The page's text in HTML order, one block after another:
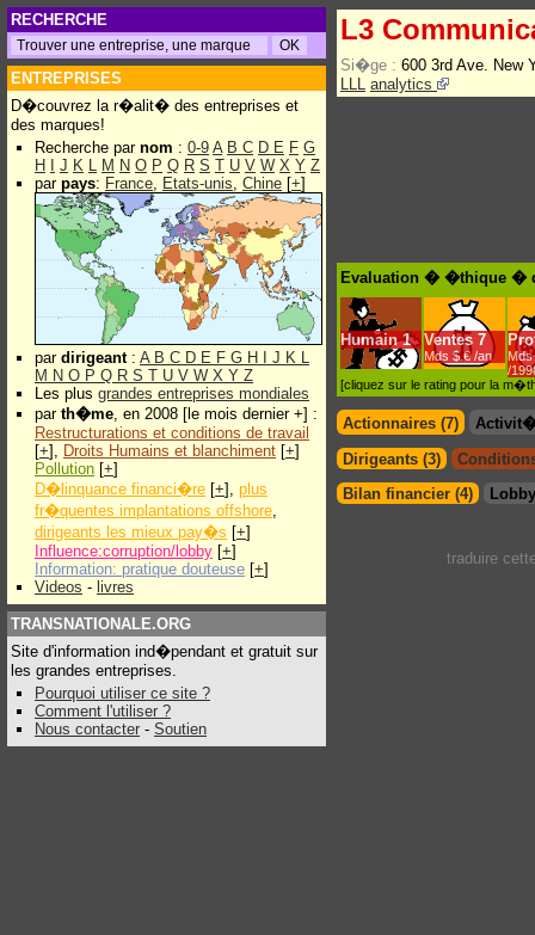
RECHERCHE
ENTREPRISES
D�couvrez la r�alit� des entreprises et
des marques!
Recherche par nom : 0-9 A B C D E F G
H
J K L M N O P Q R S T U V W X Y Z
par pays: France, Etats-unis, Chine [+]
par dirigeant: A B C D E F G H J K L
M N O P Q R S T U V W X Y Z
Les plus grandes entreprises mondiales
par th�me, en 2008 [le mois dernier +] :
Restructurations et conditions de travail
[+], Droits Humains et blanchiment [+]
Pollution [+]
D�linquance financi�re [+], plus
fr�quentes implantations offshore,
dirigeants les mieux pay�s [+]
Influence:corruption/lobby [+]
Information: pratique douteuse [+]
Videos - livres
TRANSNATIONALE.ORG
Site d'information ind�pendant et gratuit sur
les grandes entreprises.
Pourquoi utiliser ce site ?
Comment l'utiliser ?
Nous contacter - Soutien
L3
Si�ge : 600 3rd Ave. New
LLL analytics
Evaluation � �thique �
Humain 1 Ventes 7
Mds $.€ /an
/
[cliquez sur le rating pour la
Actionnaires (7)
Dirigeants (3)
Bilan financier (4)
traduire